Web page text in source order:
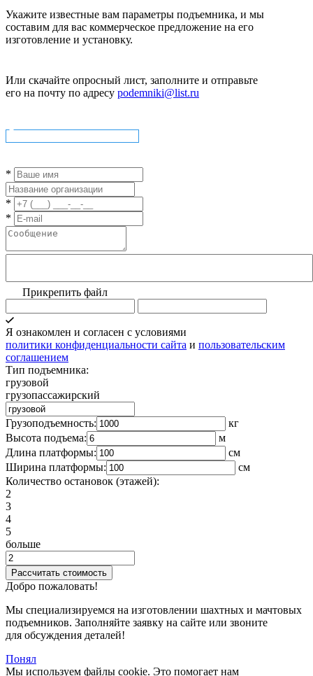
Укажите известные вам параметры подъемника, и мы
составим для вас коммерческое предложение на его
изготовление и установку.
Или скачайте опросный лист, заполните и отправьте
его на почту по адресу podemniki@list.ru
*
*
*
Прикрепить файл
Я ознакомлен и согласен с условиями
политики конфиденциальности сайта и пользовательским
соглашением
Тип подъемника:
грузовой
грузопассажирский
Грузоподъемность:
кг
Высота подъема:
м
Длина платформы:
cм
Ширина платформы:
см
Количество остановок (этажей):
2
3
4
5
больше
Добро пожаловать!
Мы специализируемся на изготовлении шахтных и мачтовых
подъемников. Заполняйте заявку на сайте или звоните
для обсуждения деталей!
Понял
Мы используем файлы cookie. Это помогает нам